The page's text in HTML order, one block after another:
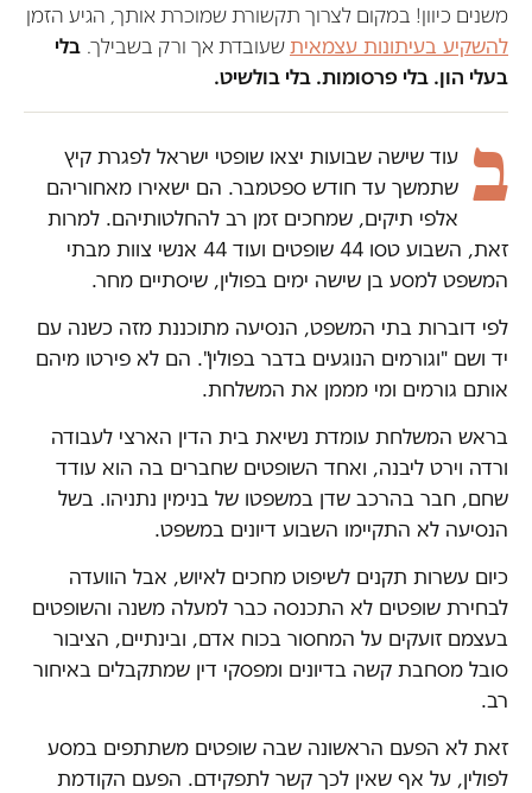
משנים כיוון! במקום לצרוך תקשורת שמוכרת אותך, הגיע הזמן
להשקיע בעיתונות עצמאיתשעובדת אך ורק בשבילך. בלי
בעלי הון. בלי פרסומות. בלי בולשיט.
ב עוד שישה שבועות יצאו שופטי ישראל לפגרת קיץ
שתמשך עד חודש ספטמבר. הם ישאירו מאחוריהם
אלפי תיקים, שמחכים זמן רב להחלטותיהם. למרות
זאת, השבוע טסו 44 שופטים ועוד 44 אנשי צוות מבתי
המשפט למסע בן שישה ימים בפולין, שיסתיים מחר.
לפי דוברות בתי המשפט, הנסיעה מתוכננת מזה כשנה עם
יד ושם "וגורמים הנוגעים בדבר בפולין". הם לא פירטו מיהם
אותם גורמים ומי מממן את המשלחת.
בראש המשלחת עומדת נשיאת בית הדין הארצי לעבודה
ורדה וירט ליבנה, ואחד השופטים שחברים בה הוא עודד
שחם, חבר בהרכב שדן במשפטו של בנימין נתניהו. בשל
הנסיעה לא התקיימו השבוע דיונים במשפט.
כיום עשרות תקנים לשיפוט מחכים לאיוש, אבל הוועדה
לבחירת שופטים לא התכנסה כבר למעלה משנה והשופטים
בעצמם זועקים על המחסור בכוח אדם, ובינתיים, הציבור
סובל מסחבת קשה בדיונים ומפסקי דין שמתקבלים באיחור
רב.
זאת לא הפעם הראשונה שבה שופטים משתתפים במסע
לפולין, על אף שאין לכך קשר לתפקידם. הפעם הקודמת